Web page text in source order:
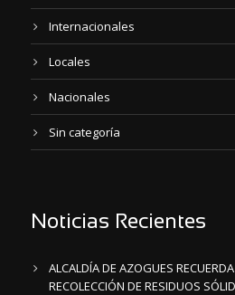
Internacionales
Locales
Nacionales
Sin categoría
Noticias Recientes
ALCALDÍA DE AZOGUES
RECOLECCIÓN DE RESIDUOS